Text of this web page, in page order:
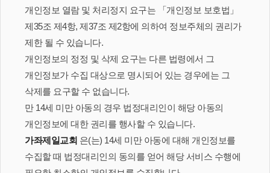
개인정보 열람 및 처리정지 요구는 「개인정보 보호법」
제35조 제4항, 제37조 제2항에 의하여 정보주체의 권리가
제한 될 수 있습니다.
개인정보의 정정 및 삭제 요구는 다른 법령에서 그
개인정보가 수집 대상으로 명시되어 있는 경우에는 그
삭제를 요구할 수 없습니다.
만 14세 미만 아동의 경우 법정대리인이 해당 아동의
개인정보에 대한 권리를 행사할 수 있습니다.
가좌제일교회 은(는) 14세 미만 아동에 대해 개인정보를
수집할 때 법정대리인의 동의를 얻어 해당 서비스 수행에